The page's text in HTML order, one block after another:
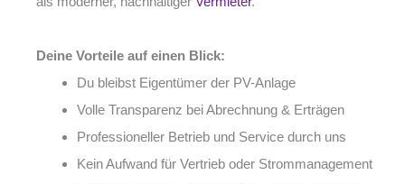
Deine Vorteile auf einen Blick:
Du bleibst Eigentümer der PV-Anlage
Volle Transparenz bei Abrechnung & Erträgen
Professioneller Betrieb und Service durch uns
Kein Aufwand für Vertrieb oder Strommanagement